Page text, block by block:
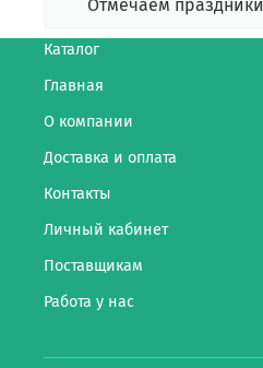
Отмечаем праздники
Каталог
Главная
О компании
Доставка и оплата
Контакты
Личный кабинет
Поставщикам
Работа у нас